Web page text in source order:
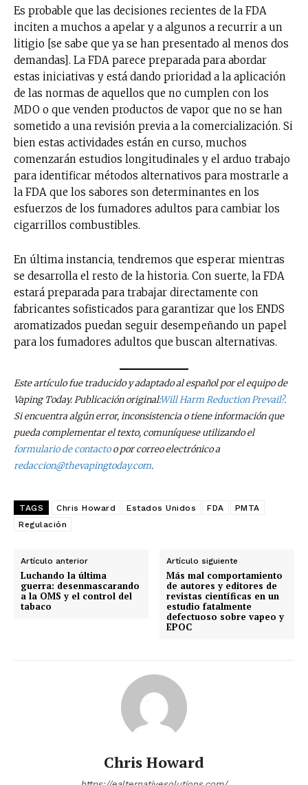
No te pierdas de las
últimas noticias
Suscríbete a nuestro boletín diario y
recibe todas las noticias del vapeo y la
electrónico.
Subscribe to our daily clipping and
receive all the news of vaping and
tobacco harm reduction in your email.
Es probable que las decisiones recientes de la FDA
inciten a muchos a apelar y a algunos a recurrir a un
litigio [se sabe que ya se han presentado al menos dos
demandas]. La FDA parece preparada para abordar
estas iniciativas y está dando prioridad a la aplicación
de las normas de aquellos que no cumplen con los
MDO o que venden productos de vapor que no se han
sometido a una revisión previa a la comercialización. Si
bien estas actividades están en curso, muchos
comenzarán estudios longitudinales y el arduo trabajo
para identificar métodos alternativos para mostrarle a
la FDA que los sabores son determinantes en los
esfuerzos de los fumadores adultos para cambiar los
cigarrillos combustibles.
En última instancia, tendremos que esperar mientras
se desarrolla el resto de la historia. Con suerte, la FDA
estará preparada para trabajar directamente con
fabricantes sofisticados para garantizar que los ENDS
aromatizados puedan seguir desempeñando un papel
para los fumadores adultos que buscan alternativas.
Este artículo fue traducido y adaptado al español por el equipo de
Vaping Today. Publicación original:Will Harm Reduction Prevail?.
Si encuentra algún error, inconsistencia o tiene información que
pueda complementar el texto, comuníquese utilizando el
formulario de contactoo por correo electrónico a
redaccion@thevapingtoday.com.
TAGS Chris Howard Estados Unidos FDA
PMTA
Regulación
Artículo anterior
Luchando la última
guerra: desenmascarando
a la OMS y el control del
tabaco
Artículo siguiente
Más mal comportamiento
de autores y editores de
revistas científicas en un
estudio fatalmente
defectuoso sobre vapeo y
EPOC
Chris Howard